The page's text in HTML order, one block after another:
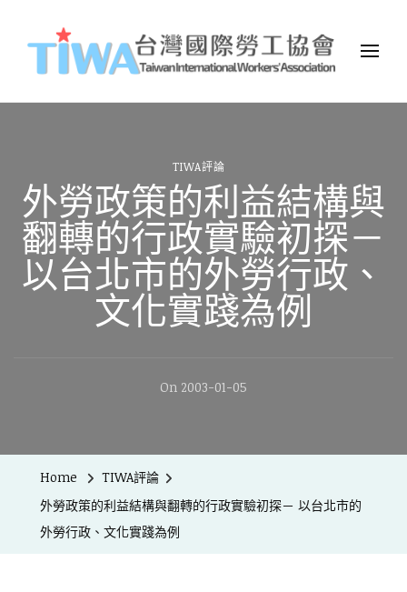
TIWA台灣國際勞工協會
台灣國際勞工協會（Taiwan International Workers
Association，簡稱TIWA），是全台第一個以國際移工為服務對象的
TIWA評論
外勞政策的利益結構與
翻轉的行政實驗初探－
以台北市的外勞行政、
文化實踐為例
On 2003-01-05
Home
TIWA評論
外勞政策的利益結構與翻轉的行政實驗初探－ 以台北市的
外勞行政、文化實踐為例